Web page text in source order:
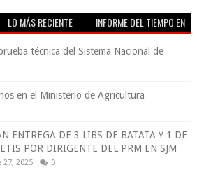
LO MÁS RECIENTE
INFORME DEL TIEMPO EN
técnica del Sistema Nacional de
en el Ministerio de Agricultura
ENTREGA DE 3 LIBS DE BATATA Y 1 DE
POR DIRIGENTE DEL PRM EN SJM
27, 2025 0